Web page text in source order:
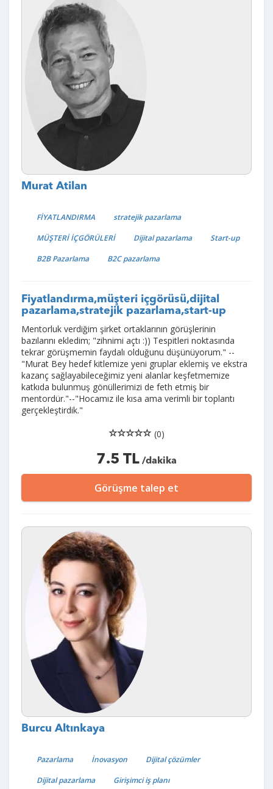
Murat Atilan
FİYATLANDIRMA
stratejik pazarlama
MÜŞTERİ İÇGÖRÜLERİ
Dijital pazarlama
Start-up
B2B Pazarlama
B2C pazarlama
Fiyatlandırma,müşteri içgörüsü,dijital
pazarlama,stratejik pazarlama,start-up
Mentorluk verdiğim şirket ortaklarının görüşlerinin
bazılarını ekledim; "zihnimi açtı :)) Tespitleri noktasında
tekrar görüşmemin faydalı olduğunu düşünüyorum." --
"Murat Bey hedef kitlemize yeni gruplar eklemiş ve ekstra
kazanç sağlayabileceğimiz yeni alanlar keşfetmemize
katkıda bulunmuş gönüllerimizi de feth etmiş bir
mentordür."--"Hocamız ile kısa ama verimli bir toplantı
gerçekleştirdik."
(0)
7.5 TL /dakika
Görüşme talep et
Burcu Altınkaya
Pazarlama İnovasyon
Dijital çözümler
Dijital pazarlama
Girişimci iş planı